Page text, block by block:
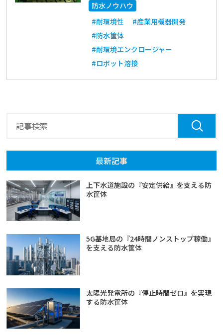
防水ノウハウ
#耐環境性
#産業用機器開発
#防水筐体
#耐環境エンクロージャー
#ロボット溶接
最新記事
上下水道施設の『安定供給』を支える防
水筐体
5G基地局の『24時間ノンストップ稼働』
を支える防水筐体
太陽光発電所の『停止時間ゼロ』を実現
する防水筐体